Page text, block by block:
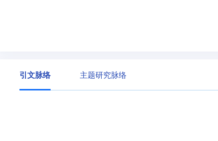
引文脉络 主题研究脉络